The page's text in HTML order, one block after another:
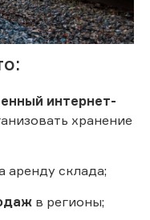
интернет-
хранение
аренду склада;
в регионы;